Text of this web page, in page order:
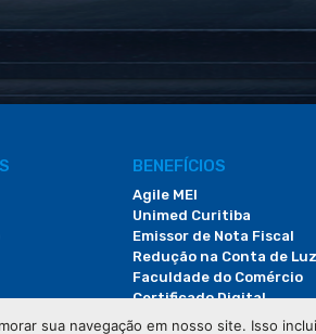
BENEFÍCIOS
Agile MEI
Unimed Curitiba
Emissor de Nota Fiscal
Redução na Conta de Luz
Faculdade do Comércio
Certificado Digital
sua navegação em nosso site. Isso